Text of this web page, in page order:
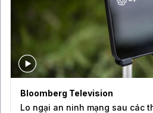
Bloomberg Television
Lo ngại an ninh mạng sau các